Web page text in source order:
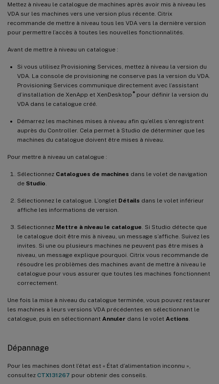
Mettez à niveau le catalogue de machines après avoir mis à niveau les
VDA sur les machines vers une version plus récente. Citrix
recommande de mettre à niveau tous les VDA vers la dernière version
pour permettre l’accès à toutes les nouvelles fonctionnalités.
Avant de mettre à niveau un catalogue :
Si vous utilisez Provisioning Services, mettez à niveau la version du
VDA. La console de provisioning ne conserve pas la version du VDA.
Provisioning Services communique directement avec l’assistant
d’installation de XenApp et XenDesktop ®pour définir la version du
VDA dans le catalogue créé.
Démarrez les machines mises à niveau afin qu’elles s’enregistrent
auprès du Controller. Cela permet à Studio de déterminer que les
machines du catalogue doivent être mises à niveau.
Pour mettre à niveau un catalogue :
Sélectionnez Catalogues de machines dans le volet de navigation
de Studio
Sélectionnez le catalogue. L’onglet Détails dans le volet inférieur
affiche les informations de version.
Sélectionnez Mettre à niveau le catalogue . Si Studio détecte que
le catalogue doit être mis à niveau, un message s’affiche. Suivez les
invites. Si une ou plusieurs machines ne peuvent pas être mises à
niveau, un message explique pourquoi. Citrix vous recommande de
résoudre les problèmes des machines avant de mettre à niveau le
catalogue pour vous assurer que toutes les machines fonctionnent
correctement.
Une fois la mise à niveau du catalogue terminée, vous pouvez restaurer
les machines à leurs versions VDA précédentes en sélectionnant le
catalogue, puis en sélectionnant Annuler dans le volet Actions
Dépannage
Pour les machines dont l’état est « État d’alimentation inconnu »,
consultez CTX131267 pour obtenir des conseils.